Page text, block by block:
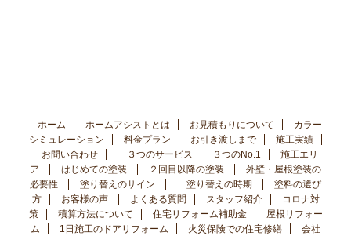
ホーム ホームアシストとは お見積もりについて
カラー
シミュレーション
料金プラン お引き渡しまで
施工実績
お問い合わせ
３つのサービス ３つのNo.1
施工エリ
ア
はじめての塗装 ２回目以降の塗装
外壁・屋根塗装の
必要性
塗り替えのサイン 塗り替えの時期
塗料の選び
方
お客様の声 よくある質問 スタッフ紹介
コロナ対
策
積算方法について 住宅リフォーム補助金
屋根リフォー
ム
1日施工のドアリフォーム 火災保険での住宅修繕 会社